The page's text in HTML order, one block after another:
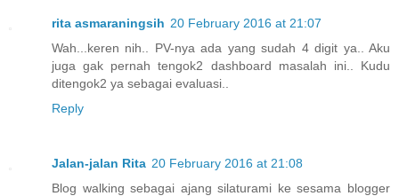
rita asmaraningsih 20 February 2016 at 21:07
Wah...keren nih.. PV-nya ada yang sudah 4 digit ya.. Aku
juga gak pernah tengok2 dashboard masalah ini.. Kudu
ditengok2 ya sebagai evaluasi..
Reply
Jalan-jalan Rita 20 February 2016 at 21:08
Blog walking sebagai ajang silaturami ke sesama blogger